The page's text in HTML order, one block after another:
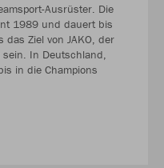
Ausrüster. Die
1989 und dauert bis
Ziel von JAKO, der
sein. In Deutschland,
in die Champions